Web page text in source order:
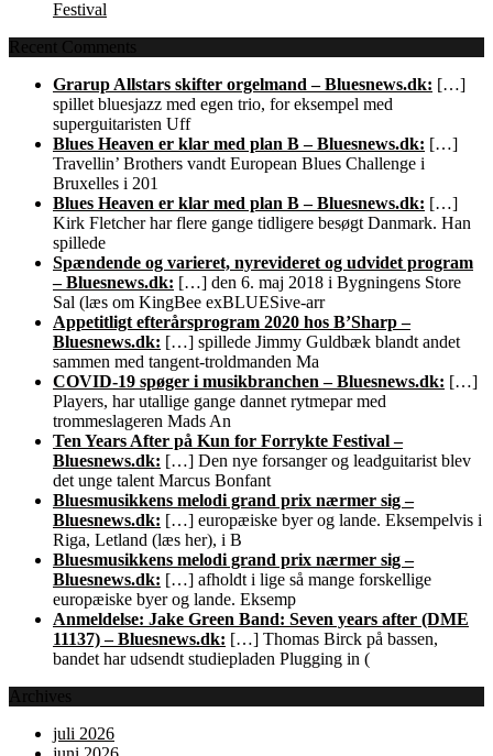
Festival
Recent Comments
Grarup Allstars skifter orgelmand – Bluesnews.dk: […]
spillet bluesjazz med egen trio, for eksempel med
superguitaristen Uff
Blues Heaven er klar med plan B – Bluesnews.dk: […]
Travellin’ Brothers vandt European Blues Challenge i
Bruxelles i 201
Blues Heaven er klar med plan B – Bluesnews.dk: […]
Kirk Fletcher har flere gange tidligere besøgt Danmark. Han
spillede
Spændende og varieret, nyrevideret og udvidet program
– Bluesnews.dk: […] den 6. maj 2018 i Bygningens Store
Sal (læs om KingBee exBLUESive-arr
Appetitligt efterårsprogram 2020 hos B’Sharp –
Bluesnews.dk: […] spillede Jimmy Guldbæk blandt andet
sammen med tangent-troldmanden Ma
COVID-19 spøger i musikbranchen – Bluesnews.dk: […]
Players, har utallige gange dannet rytmepar med
trommeslageren Mads An
Ten Years After på Kun for Forrykte Festival –
Bluesnews.dk: […] Den nye forsanger og leadguitarist blev
det unge talent Marcus Bonfant
Bluesmusikkens melodi grand prix nærmer sig –
Bluesnews.dk: […] europæiske byer og lande. Eksempelvis i
Riga, Letland (læs her), i B
Bluesmusikkens melodi grand prix nærmer sig –
Bluesnews.dk: […] afholdt i lige så mange forskellige
europæiske byer og lande. Eksemp
Anmeldelse: Jake Green Band: Seven years after (DME
11137) – Bluesnews.dk: […] Thomas Birck på bassen,
bandet har udsendt studiepladen Plugging in (
Archives
juli 2026